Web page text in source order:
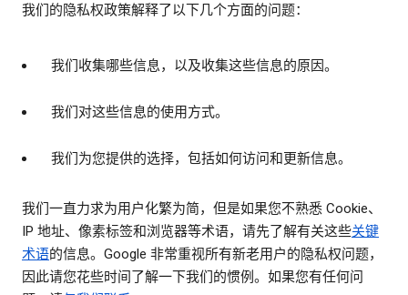
我们的隐私权政策解释了以下几个方面的问题：
我们收集哪些信息，以及收集这些信息的原因。
我们对这些信息的使用方式。
我们为您提供的选择，包括如何访问和更新信息。
我们一直力求为用户化繁为简，但是如果您不熟悉 Cookie、
IP 地址、像素标签和浏览器等术语，请先了解有关这些关键
术语的信息。Google 非常重视所有新老用户的隐私权问题，
因此请您花些时间了解一下我们的惯例。如果您有任何问